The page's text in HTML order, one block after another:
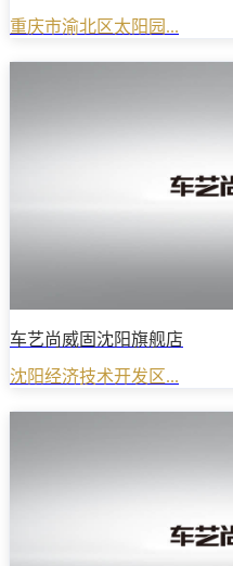
重庆市渝北区太阳园...
车艺尚威固沈阳旗舰店
沈阳经济技术开发区...